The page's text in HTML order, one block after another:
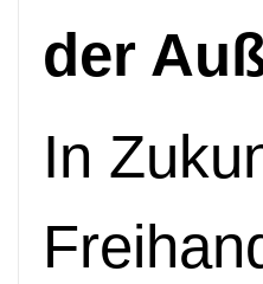
der
In